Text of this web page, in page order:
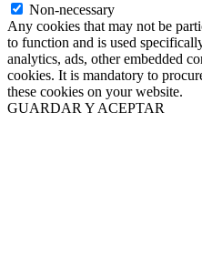
Non-necessary
Any cookies that may not be
to function and is used
analytics, ads, other embedded
cookies. It is mandatory to
these cookies on your website.
GUARDAR Y ACEPTAR